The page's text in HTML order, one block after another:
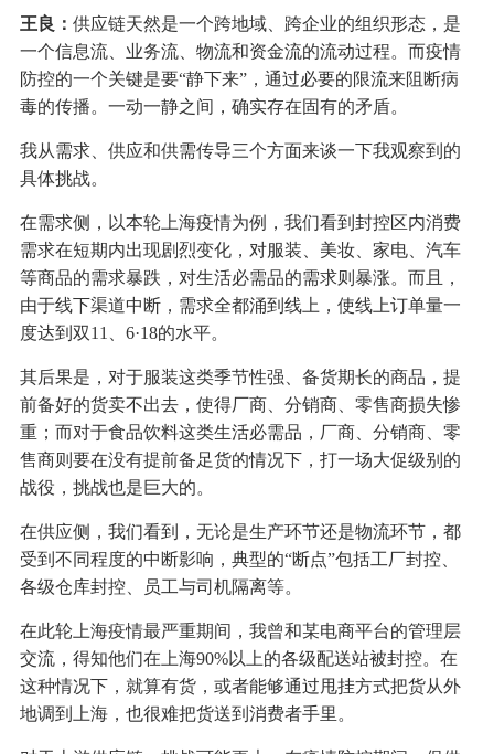
王良： 供应链天然是一个跨地域、跨企业的组织形态，是
一个信息流、业务流、物流和资金流的流动过程。而疫情
防控的一个关键是要“静下来”，通过必要的限流来阻断病
毒的传播。一动一静之间，确实存在固有的矛盾。
我从需求、供应和供需传导三个方面来谈一下我观察到的
具体挑战。
在需求侧，以本轮上海疫情为例，我们看到封控区内消费
需求在短期内出现剧烈变化，对服装、美妆、家电、汽车
等商品的需求暴跌，对生活必需品的需求则暴涨。而且，
由于线下渠道中断，需求全都涌到线上，使线上订单量一
度达到双11、6·18的水平。
其后果是，对于服装这类季节性强、备货期长的商品，提
前备好的货卖不出去，使得厂商、分销商、零售商损失惨
重；而对于食品饮料这类生活必需品，厂商、分销商、零
售商则要在没有提前备足货的情况下，打一场大促级别的
战役，挑战也是巨大的。
在供应侧，我们看到，无论是生产环节还是物流环节，都
受到不同程度的中断影响，典型的“断点”包括工厂封控、
各级仓库封控、员工与司机隔离等。
在此轮上海疫情最严重期间，我曾和某电商平台的管理层
交流，得知他们在上海90%以上的各级配送站被封控。在
这种情况下，就算有货，或者能够通过甩挂方式把货从外
地调到上海，也很难把货送到消费者手里。